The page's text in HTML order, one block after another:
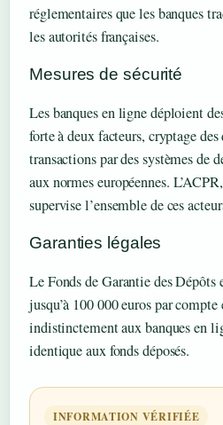
réglementaires que les banques
les autorités françaises.
Mesures de sécurité
Les banques en ligne déploient
forte à deux facteurs, cryptage
transactions par des systèmes de
aux normes européennes.
supervise l’ensemble de ces
Garanties légales
Le Fonds de Garantie des
jusqu’à 100 000 euros par
indistinctement aux banques en
identique aux fonds déposés.
INFORMATION VÉRIFIÉE